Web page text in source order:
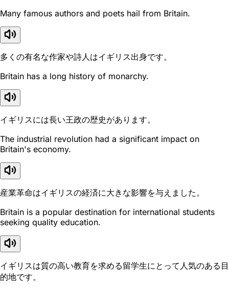
Many famous authors and poets hail from Britain.
多くの有名な作家や詩人はイギリス出身です。
Britain has a long history of monarchy.
イギリスには長い王政の歴史があります。
The industrial revolution had a significant impact on
Britain's economy.
産業革命はイギリスの経済に大きな影響を与えました。
Britain is a popular destination for international students
seeking quality education.
イギリスは質の高い教育を求める留学生にとって人気のある目
的地です。